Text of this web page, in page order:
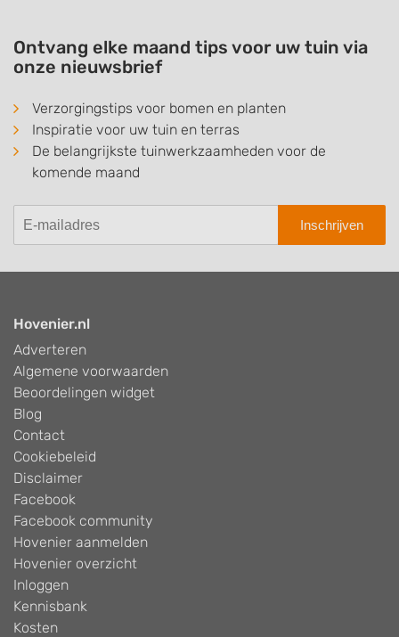
Ontvang elke maand tips voor uw tuin via
onze nieuwsbrief
Verzorgingstips voor bomen en planten
Inspiratie voor uw tuin en terras
De belangrijkste tuinwerkzaamheden voor de
komende maand
Inschrijven
Hovenier.nl
Adverteren
Algemene voorwaarden
Beoordelingen widget
Blog
Contact
Cookiebeleid
Disclaimer
Facebook
Facebook community
Hovenier aanmelden
Hovenier overzicht
Inloggen
Kennisbank
Kosten